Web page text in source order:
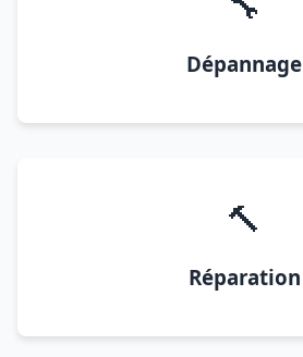
Dépannage
🔨
Réparation